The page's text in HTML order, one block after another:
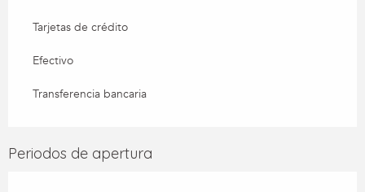
Tarjetas de crédito
Efectivo
Transferencia bancaria
Periodos de apertura